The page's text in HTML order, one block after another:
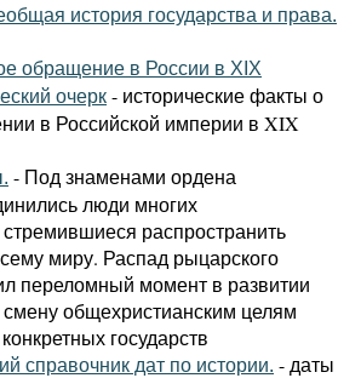
история государства и права.
обращение в России в XIX
очерк - исторические факты о
в Российской империи в XIX
- Под знаменами ордена
люди многих
распространить
миру. Распад рыцарского
переломный момент в развитии
смену общехристианским целям
государств
справочник дат по истории. - даты